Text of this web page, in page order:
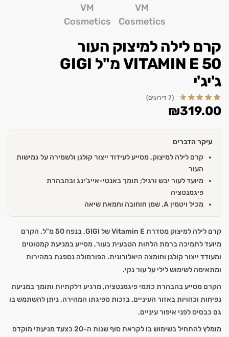
קרם לילה למיצוק העור
VITAMIN E 50 מ"ל GIGI
ג'יג'י
(7 דירוגים)
₪319.00
עיקר הדברים
קרם לילה למיצוק, מסייע לעידוד ייצור קולגן ולשמירה על גמישות
העור
מיועד לעור יבש ורגיל; תומך באנטי-אייג'ינג ובהבהרת
פיגמנטציה
מכיל ויטמין A, שמן חוחובה וחמאת שיאה
קרם לילה למיצוק מסדרת Vitamin E של GIGI, בנפח 50 מ"ל. הקרם
מיועד לתמיכה ברמת הלחות הטבעית בעור, מסייע במניעת קמטוטים
ומעודד ייצור קולגן וחומצה היאלורונית. הפורמולה נספגת במהירות
ומתאימה לשימוש לילי על עור נקי.
הקרם מסייע בהבהרת כתמי פיגמנטציה, מרגיע דלקתיות ותומך במניעת
נפיחות וכהויות באזור העיניים. בזכות ספיגתו המהירה, ניתן להשתמש בו
גם כבסיס לפני איפור עיניים.
מומלץ להתחיל בשימוש בו לקראת סוף שנות ה-20 כצעד מניעתי מוקדם